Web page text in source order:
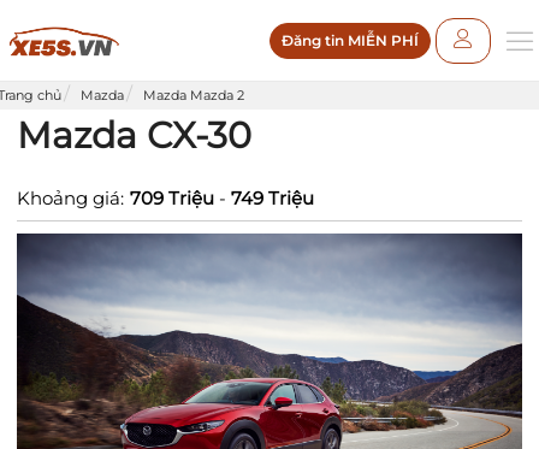
Đăng tin MIỄN PHÍ
chủ Mazda Mazda Mazda 2
Mazda CX-30
Khoảng giá: 709 Triệu - 749 Triệu